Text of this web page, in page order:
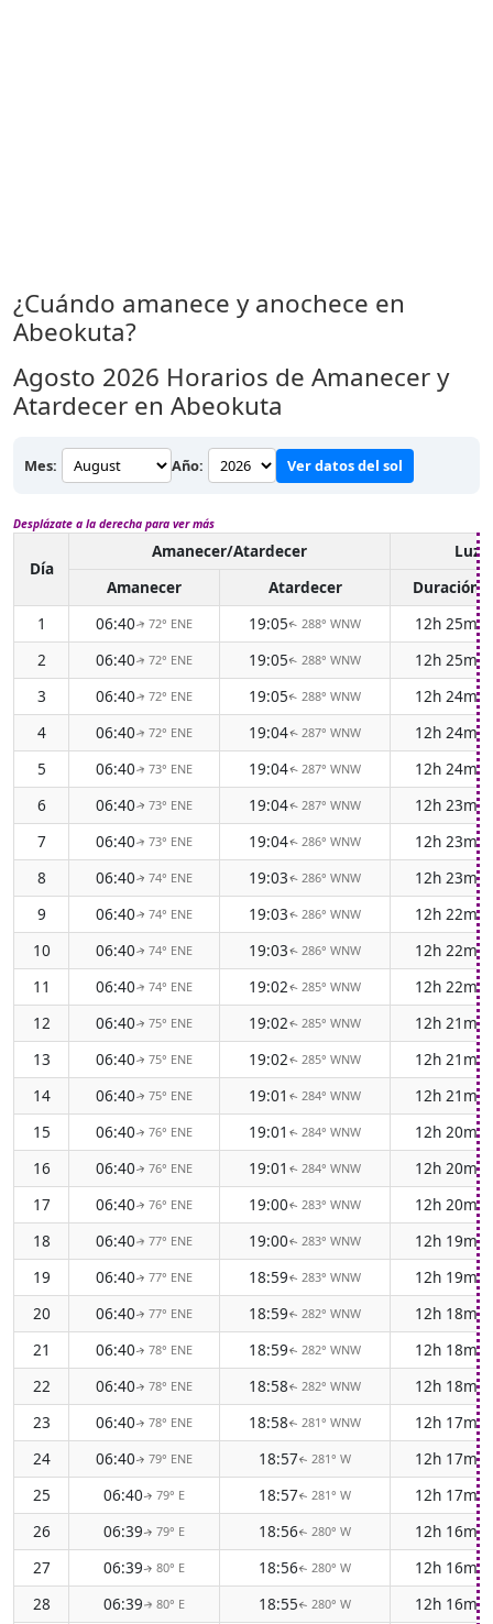
¿Cuándo amanece y anochece en
Abeokuta?
Agosto 2026 Horarios de Amanecer y
Atardecer en Abeokuta
Mes: Año: Ver datos del sol
Desplázate a la derecha para ver más
Día
Amanecer/Atardecer
Luz
Amanecer
Atardecer
Duración
1
06:40↑72° ENE 19:05↑ 288° WNW
12h 25m
2
06:40↑72° ENE 19:05↑ 288° WNW
12h 25m
3
06:40↑72° ENE 19:05↑ 288° WNW
12h 24m
4
06:40↑72° ENE 19:04↑ 287° WNW
12h 24m
5
06:40↑73° ENE 19:04↑ 287° WNW
12h 24m
6
06:40↑73° ENE 19:04↑ 287° WNW
12h 23m
7
06:40↑73° ENE 19:04↑ 286° WNW
12h 23m
8
06:40↑ 74° ENE 19:03↑ 286° WNW
12h 23m
9
06:40↑ 74° ENE 19:03↑ 286° WNW
12h 22m
10
06:40↑ 74° ENE 19:03↑ 286° WNW
12h 22m
11
06:40↑ 74° ENE 19:02↑ 285° WNW
12h 22m
12
06:40↑ 75° ENE 19:02↑ 285° WNW
12h 21m
13
06:40↑ 75° ENE 19:02↑ 285° WNW
12h 21m
14
06:40↑ 75° ENE 19:01 ↑ 284° WNW
12h 21m
15
06:40↑ 76° ENE 19:01 ↑ 284° WNW
12h 20m
16
06:40↑ 76° ENE 19:01 ↑ 284° WNW
12h 20m
17
06:40↑ 76° ENE 19:00↑ 283° WNW
12h 20m
18
06:40↑ 77° ENE 19:00↑ 283° WNW
12h 19m
19
06:40↑ 77° ENE 18:59↑ 283° WNW
12h 19m
20
06:40↑ 77° ENE 18:59↑ 282° WNW
12h 18m
21
06:40↑ 78° ENE 18:59↑ 282° WNW
12h 18m
22
06:40↑ 78° ENE 18:58↑ 282° WNW
12h 18m
23
06:40↑ 78° ENE 18:58↑ 281° WNW
12h 17m
24
06:40↑ 79° ENE 18:57↑ 281° W
12h 17m
25
06:40↑ 79° E 18:57↑ 281° W
12h 17m
26
06:39↑ 79° E 18:56↑ 280° W
12h 16m
27
06:39↑ 80° E 18:56↑ 280° W
12h 16m
28
06:39↑ 80° E 18:55↑ 280° W 12h 16m